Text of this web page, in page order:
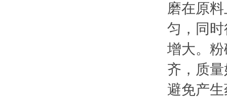
磨在原
匀，同
增大。
齐，质
避免产